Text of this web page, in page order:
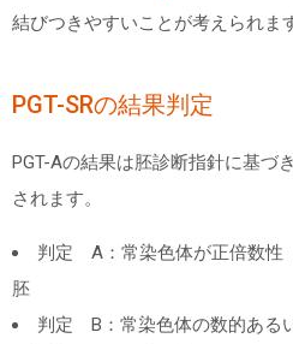
結びつきやすいことが考えられま
PGT-SRの結果判定
PGT-Aの結果は胚診断指針に基づ
されます。
判定 A：常染色体が正倍数性
胚
判定 B：常染色体の数的ある